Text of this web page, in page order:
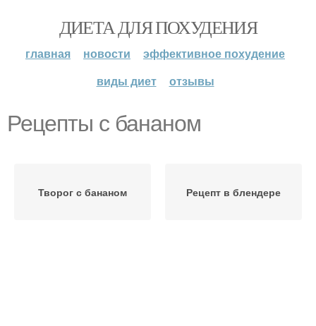
ДИЕТА ДЛЯ ПОХУДЕНИЯ
главная новости
эффективное похудение
виды диет
отзывы
Рецепты с бананом
Творог с бананом Рецепт в блендере